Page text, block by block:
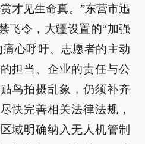
才见生命真。”东营市迅
飞令，大疆设置的“加强
心呼吁、志愿者的主动
担当、企业的责任与公
鸟拍摄乱象，仍须补齐
快完善相关法律法规，
域明确纳入无人机管制